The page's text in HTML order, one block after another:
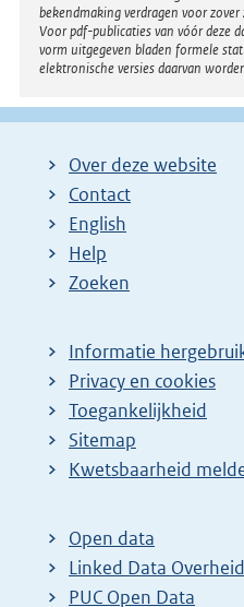
bekendmaking verdragen voor
Voor pdf-publicaties van vóór deze
vorm uitgegeven bladen formele
elektronische versies daarvan
Over deze website
Contact
English
Help
Zoeken
Informatie
Privacy en cookies
Toegankelijkheid
Sitemap
E
t
e
r
Kwetsbaarheid
Open data
Linked Data Overheid
PUC Open Data